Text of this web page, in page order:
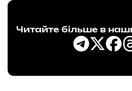
Читайте більше в